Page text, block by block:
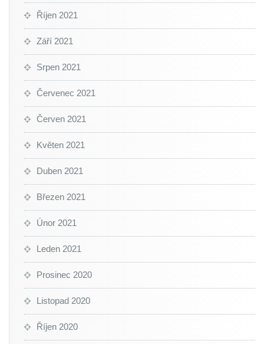
Říjen 2021
Září 2021
Srpen 2021
Červenec 2021
Červen 2021
Květen 2021
Duben 2021
Březen 2021
Únor 2021
Leden 2021
Prosinec 2020
Listopad 2020
Říjen 2020